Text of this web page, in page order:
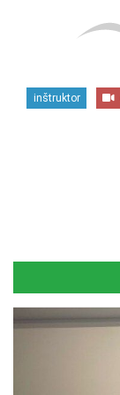
inštruktor